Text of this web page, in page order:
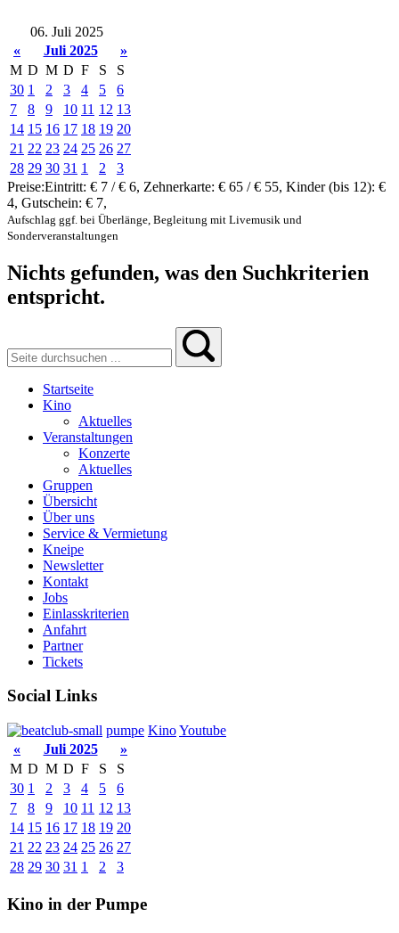
06. Juli 2025
«
Juli 2025
»
M D M D F S
S
30 1 2 3 4 5
6
7
8 9 10 11 12 13
14 15 16 17 18 19 20
21 22 23 24 25 26 27
28 29 30 31 1 2
3
Preise:Eintritt: € 7 / € 6, Zehnerkarte: € 65 / € 55, Kinder (bis 12): €
4, Gutschein: € 7,
Aufschlag ggf. bei Überlänge, Begleitung mit Livemusik und
Sonderveranstaltungen
Nichts gefunden, was den Suchkriterien
entspricht.
Startseite
Kino
Aktuelles
Veranstaltungen
Konzerte
Aktuelles
Gruppen
Übersicht
Über uns
Service & Vermietung
Kneipe
Newsletter
Kontakt
Jobs
Einlasskriterien
Anfahrt
Partner
Tickets
Social Links
pumpe KinoYoutube
«
Juli 2025
»
M D M D F S
S
30 1 2 3 4 5
6
7
8 9 10 11 12 13
14 15 16 17 18 19 20
21 22 23 24 25 26 27
28 29 30 31 1 2 3
Kino in der Pumpe